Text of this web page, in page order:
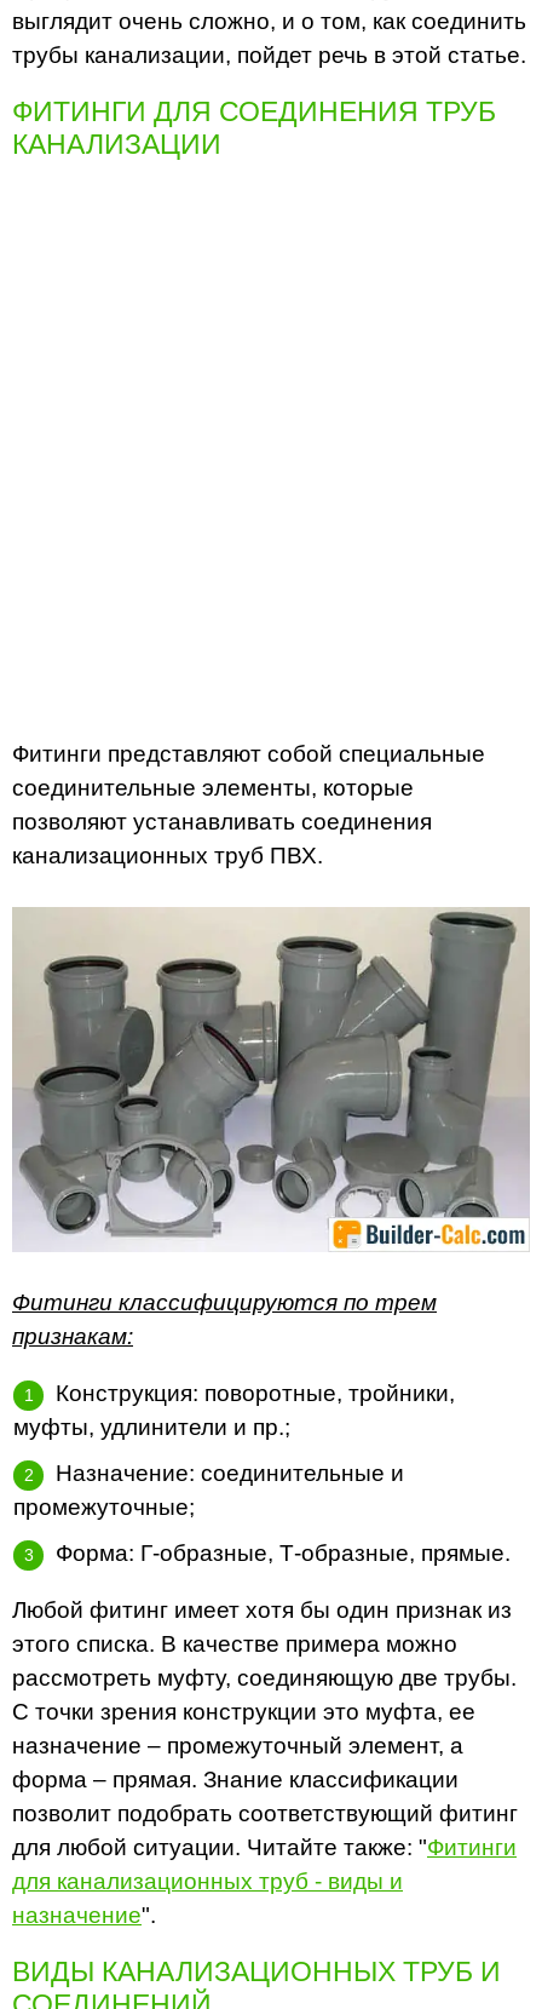
выглядит очень сложно, и о том, как соединить
трубы канализации, пойдет речь в этой статье.
ФИТИНГИ ДЛЯ СОЕДИНЕНИЯ ТРУБ
КАНАЛИЗАЦИИ
Фитинги представляют собой специальные
соединительные элементы, которые
позволяют устанавливать соединения
канализационных труб ПВХ.
Фитинги классифицируются по трем
признакам:
Конструкция: поворотные, тройники,
муфты, удлинители и пр.;
Назначение: соединительные и
промежуточные;
Форма: Г-образные, Т-образные, прямые.
Любой фитинг имеет хотя бы один признак из
этого списка. В качестве примера можно
рассмотреть муфту, соединяющую две трубы.
С точки зрения конструкции это муфта, ее
назначение – промежуточный элемент, а
форма – прямая. Знание классификации
позволит подобрать соответствующий фитинг
для любой ситуации. Читайте также: "Фитинги
для канализационных труб - виды и
назначение".
ВИДЫ КАНАЛИЗАЦИОННЫХ ТРУБ И